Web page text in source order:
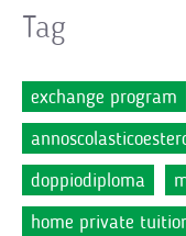
Tag
exchange program
doppiodiploma
home private